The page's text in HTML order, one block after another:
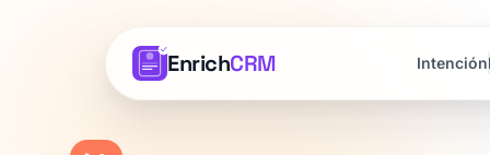
EnrichCRM Intención